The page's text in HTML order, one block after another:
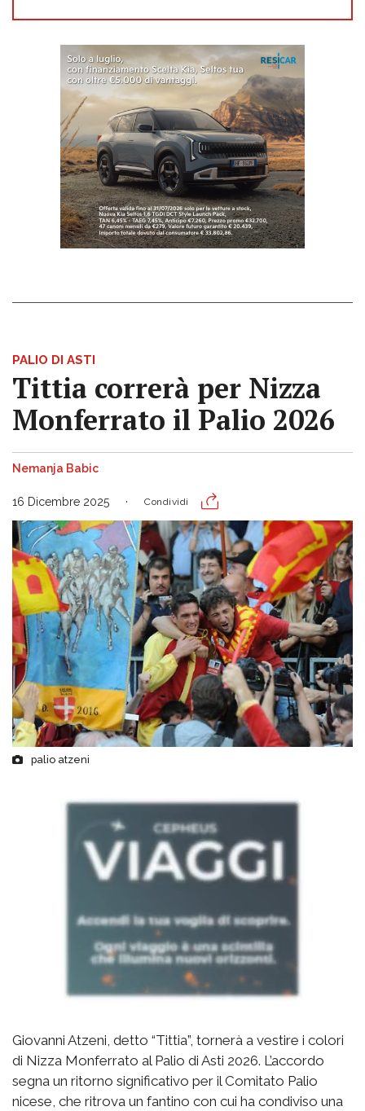
PALIO DI ASTI
Tittia correrà per Nizza
Monferrato il Palio 2026
Nemanja Babic
16 Dicembre 2025 Condividi
palio atzeni
Giovanni Atzeni, detto “Tittia”, tornerà a vestire i colori
di Nizza Monferrato al Palio di Asti 2026. L’accordo
segna un ritorno significativo per il Comitato Palio
nicese, che ritrova un fantino con cui ha condiviso una